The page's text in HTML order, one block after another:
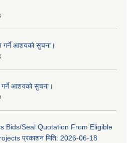
गर्ने आशयको सुचना।
आशयको सुचना।
Bids/Seal Quotation From Eligible
प्रकाशन मिति: 2026-06-18